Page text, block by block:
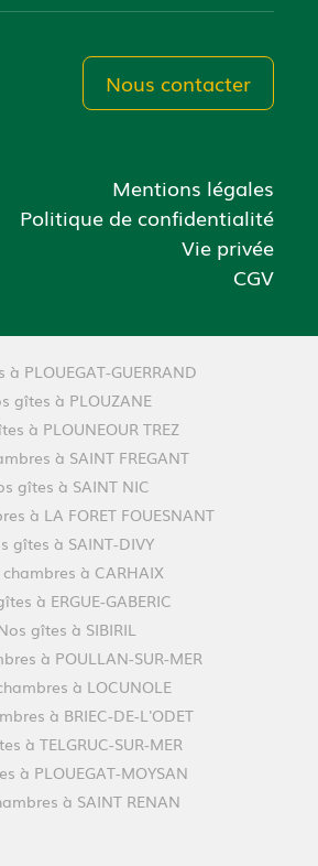
Nous contacter
Mentions légales
Politique de confidentialité
Vie privée
CGV
PLOUEGAT-GUERRAND
gîtes à PLOUZANE
à PLOUNEOUR TREZ
à SAINT FREGANT
gîtes à SAINT NIC
à LA FORET FOUESNANT
gîtes à SAINT-DIVY
à CARHAIX
à ERGUE-GABERIC
gîtes à SIBIRIL
à POULLAN-SUR-MER
à LOCUNOLE
à BRIEC-DE-L'ODET
à TELGRUC-SUR-MER
à PLOUEGAT-MOYSAN
à SAINT RENAN